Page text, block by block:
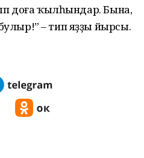
доға ҡылһындар. Бына,
– тип яҙҙы йырсы.